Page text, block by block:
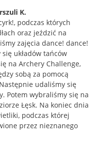
K.
podczas których
oraz jeździć na
zajęcia dance! dance!
układów tańców
na Archery Challenge,
sobą za pomocą
udaliśmy się
Potem wybraliśmy się na
Łęsk. Na koniec dnia
podczas której
przez nieznanego